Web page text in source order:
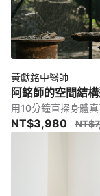
黃獻銘中醫師
阿銘師的空間結
用10分鐘直探身體
NT$3,980